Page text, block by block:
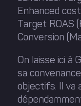
Enhanced
Target ROAS
Conversion
On laisse ici à
sa
objectifs. Il va